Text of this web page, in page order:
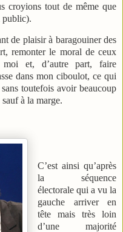
croyions tout de même que
public).
de plaisir à baragouiner des
remonter le moral de ceux
et, d’autre part, faire
dans mon ciboulot, ce qui
toutefois avoir beaucoup
à la marge.
C’est ainsi qu’après
la séquence
électorale qui a vu la
gauche arriver en
tête mais très loin
d’une majorité